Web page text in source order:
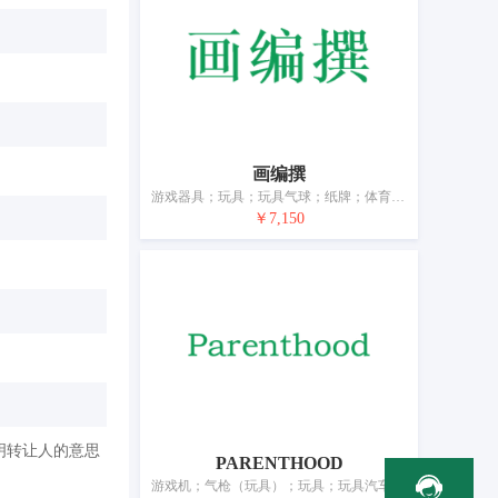
转让人的意思
画编撰
游戏器具；玩具；玩具气球；纸牌；体育活动用球；锻炼身体器械；体育活动器械；旱冰鞋；圣诞树用装饰品（灯、蜡烛和糖果除外）；钓鱼用具
￥7,150
PARENTHOOD